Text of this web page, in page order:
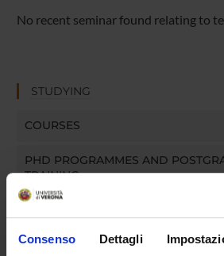
Consenso Dettagli
No recent seminar found relating to
STUDYING
COURSES
PHD PROGRAMMES AND
TRAINING
Contacts
People